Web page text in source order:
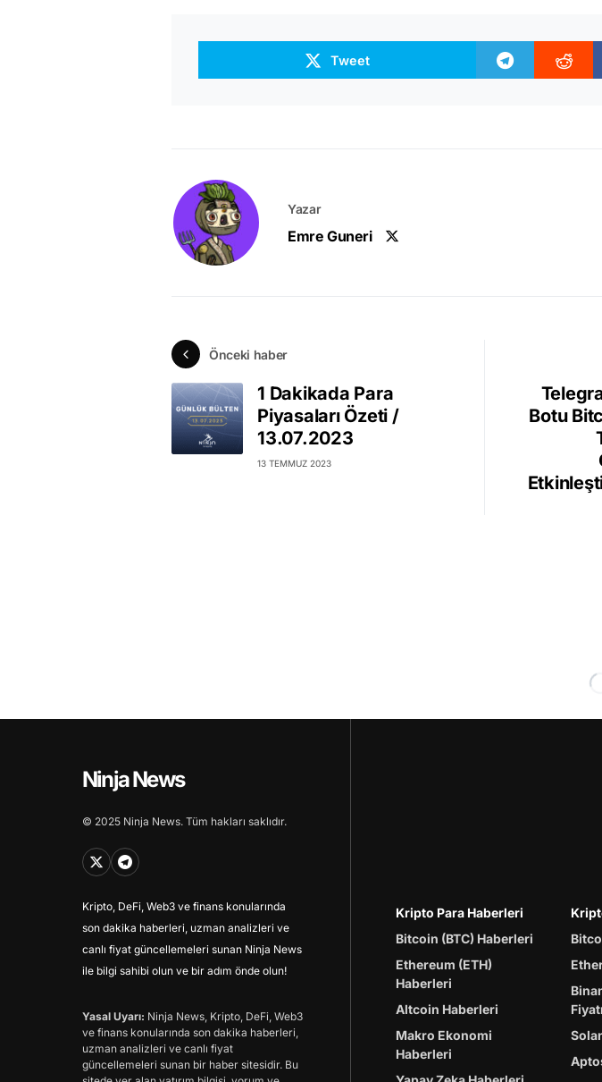
Tweet
Yazar
Emre Guneri
Önceki haber
1 Dakikada Para
Piyasaları Özeti /
13.07.2023
13 TEMMUZ 2023
Botu
Ninja News
© 2025 Ninja News. Tüm hakları saklıdır.
Kripto, DeFi, Web3 ve finans konularında
son dakika haberleri, uzman analizleri ve
canlı fiyat güncellemeleri sunan Ninja News
ile bilgi sahibi olun ve bir adım önde olun!
Yasal Uyarı: Ninja News, Kripto, DeFi, Web3
ve finans konularında son dakika haberleri,
uzman analizleri ve canlı fiyat
güncellemeleri sunan bir haber sitesidir. Bu
Kripto Para Haberleri
Bitcoin (BTC) Haberleri
Ethereum (ETH)
Haberleri
Altcoin Haberleri
Makro Ekonomi
Haberleri
Fiyatı